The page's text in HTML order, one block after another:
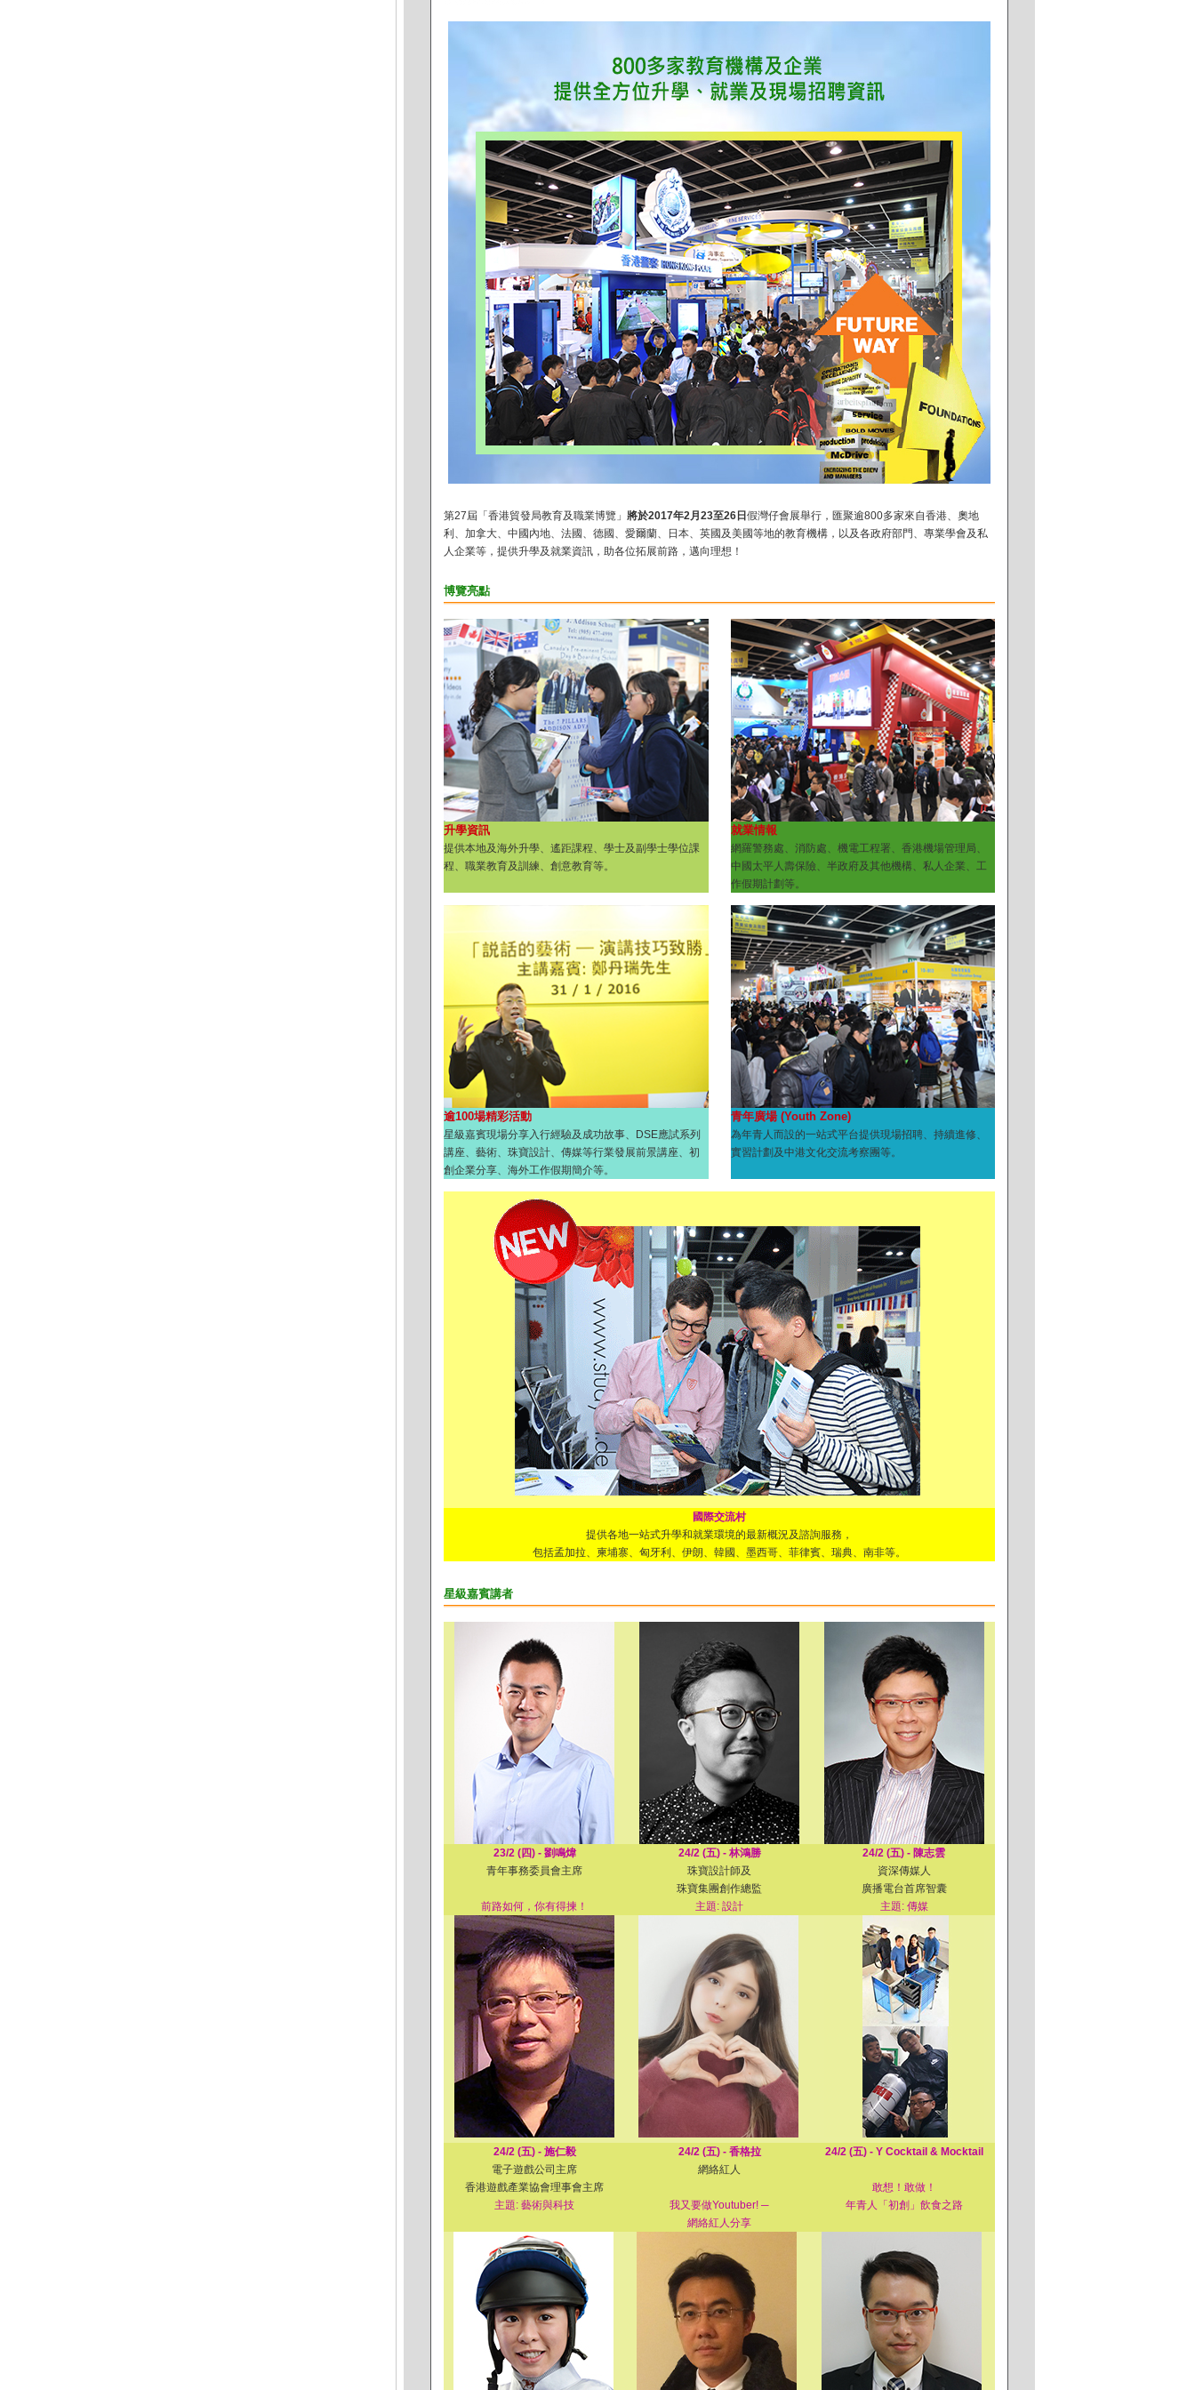
第27屆「香港貿發局教育及職業博覽」 將於2017年2月23至26日 假灣仔會展舉行，匯聚逾800多家來自香港、奧地
利、加拿大、中國內地、法國、德國、愛爾蘭、日本、英國及美國等地的教育機構，以及各政府部門、專業學會及私
人企業等，提供升學及就業資訊，助各位拓展前路，邁向理想！
博覽亮點
升學資訊
提供本地及海外升學、遙距課程、學士及副學士學位課
程、職業教育及訓練、創意教育等。
就業情報
網羅警務處、消防處、機電工程署、香港機場管理局、
中國太平人壽保險、半政府及其他機構、私人企業、工
作假期計劃等。
逾100場精彩活動
星級嘉賓現場分享入行經驗及成功故事、DSE應試系列
講座、藝術、珠寶設計、傳媒等行業發展前景講座、初
創企業分享、海外工作假期簡介等。
青年廣場 (Youth Zone)
為年青人而設的一站式平台提供現場招聘、持續進修、
實習計劃及中港文化交流考察團等。
國際交流村
提供各地一站式升學和就業環境的最新概況及諮詢服務，
包括孟加拉、柬埔寨、匈牙利、伊朗、韓國、墨西哥、菲律賓、瑞典、南非等。
星級嘉賓講者
23/2 (四) - 劉鳴煒
青年事務委員會主席
前路如何，你有得揀！
24/2 (五) - 林鴻勝
珠寶設計師及
珠寶集團創作總監
主題: 設計
24/2 (五) - 陳志雲
資深傳媒人
廣播電台首席智囊
主題: 傳媒
24/2 (五) - 施仁毅
電子遊戲公司主席
香港遊戲產業協會理事會主席
主題: 藝術與科技
24/2 (五) - 香格拉
網絡紅人
我又要做Youtuber! ─
網絡紅人分享
24/2 (五) - Y Cocktail & Mocktail
敢想！敢做！
年青人「初創」飲食之路